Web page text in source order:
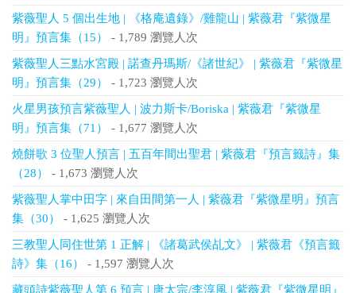
紫薇聖人 5 個出生地 | 《格庵遺錄》/雞龍山 | 紫薇君『紫微星
明』預言集（15）
- 1,789 瀏覽人次
紫薇聖人三點水宮殿 | 諾查丹瑪斯/《諸世紀》 | 紫薇君『紫微星
明』預言集（29）
- 1,723 瀏覽人次
火星男孩預言紫薇聖人 | 波力斯卡/Boriska | 紫薇君『紫微星
明』預言集（71）
- 1,677 瀏覽人次
燒餅歌 3 位聖人預言 | 五百年間出聖君 | 紫薇君『預言籤詩』集
（28）
- 1,673 瀏覽人次
紫薇聖人掌中田字 | 來自田間第一人 | 紫薇君『紫微星明』預言
集（30）
- 1,625 瀏覽人次
三教聖人同住世第 1 正解 | 《諸葛武侯乩文》 | 紫薇君《預言籤
詩》集（16）
- 1,597 瀏覽人次
藏頭詩紫薇聖人第 6 預言 | 唐太宗/李淳風 | 紫薇君『紫微星明』